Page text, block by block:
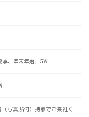
、年末年始、GW
写真貼付）持参でご来社く